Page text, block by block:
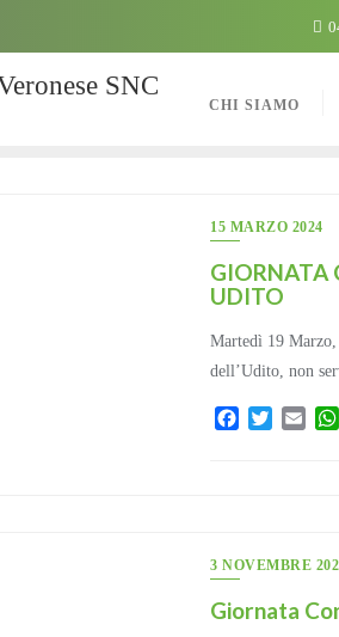
SNC
CHI SIAMO
15 MARZO 2024
GIORNATA
UDITO
Martedì 19
dell’Udito, non
FacebookTwitterEmail
3 NOVEMBRE
Giornata